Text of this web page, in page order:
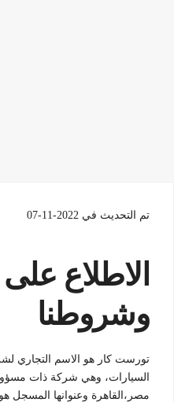
تم التحديث في 2022-11-07
الاطلاع على
وشروطنا
تورست كار هو الاسم التجاري
السيارات، وهي شركة ذات
مصر،القاهرة وعنوانها المسجل